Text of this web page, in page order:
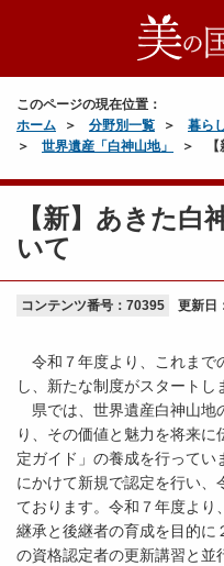
このページの現在位置：
ホーム
分野別一覧 暮ら
世界遺産「白神山地」
【新】あきた白
いて
コンテンツ番号：70395 更新日
令和７年度より、これまで
し、新たな制度がスタートし
県では、世界遺産白神山地
り、その価値と魅力を将来
定ガイド」の養成を行って
にかけて新規で認定を行い、
ております。令和７年度よ
継承と後継者の育成を目的に
の資格認定者の更新講習と並